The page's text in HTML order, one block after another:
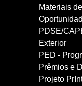
Materiais
PDSE/
Exterior
PED -
Prêmios e
Projeto